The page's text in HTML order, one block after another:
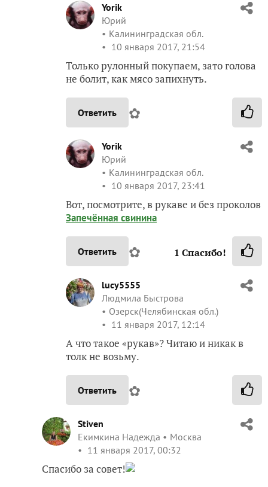
Yorik
Юрий
Калининградская обл.
10 января 2017, 21:54
Только рулонный покупаем, зато голова
не болит, как мясо запихнуть.
Ответить ✿
Yorik
Юрий
Калининградская обл.
10 января 2017, 23:41
Вот, посмотрите, в рукаве и без проколов
Запечённая свинина
Ответить ✿ 1 Спасибо!
lucy5555
Людмила Быстрова
Озерск(Челябинская обл.)
11 января 2017, 12:14
А что такое «рукав»? Читаю и никак в
толк не возьму.
Ответить ✿
Stiven
Екимкина Надежда
Москва
11 января 2017, 00:32
Спасибо за совет!